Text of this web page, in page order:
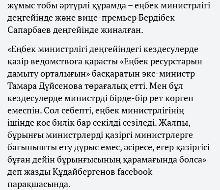
жұмыс тобы әртүрлі құрамда – еңбек министрлігі
деңгейінде және вице-премьер Бердібек
Сапарбаев деңгейінде жиналған.
«Еңбек министрлігі деңгейіндегі кездесулерде
қазір ведомствоға қарасты «Еңбек ресурстарын
дамыту орталығын» басқаратын экс-министр
Тамара Дүйсенова төрағалық етті. Мен бұл
кездесулерде министрді бірде-бір рет көрген
емеспін. Сол себепті, еңбек министрлігінің
ішінде қос билік бар секілді сезіледі. Жалпы,
бұрынғы министрлерді қазіргі министрлерге
бағынышты ету дұрыс емес, әсіресе, егер қазіргісі
бұған дейін бұрынғысының қарамағында болса»
деп жазды Құдайбергенов facebook
парақшасында.